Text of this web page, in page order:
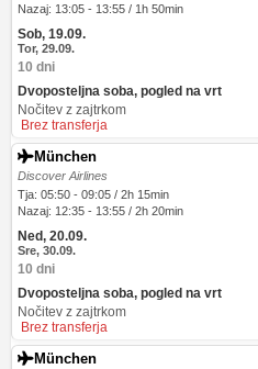
Nazaj: 13:05 - 13:55 / 1h 50min
Sob, 19.09.
Tor, 29.09.
10 dni
Dvoposteljna soba, pogled na vrt
Nočitev z zajtrkom
Brez transferja
München
Discover Airlines
Tja: 05:50 - 09:05 / 2h 15min
Nazaj: 12:35 - 13:55 / 2h 20min
Ned, 20.09.
Sre, 30.09.
10 dni
Dvoposteljna soba, pogled na vrt
Nočitev z zajtrkom
Brez transferja
München